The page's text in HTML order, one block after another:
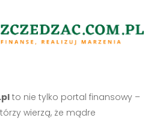
to nie tylko portal finansowy –
wierzą, że mądre